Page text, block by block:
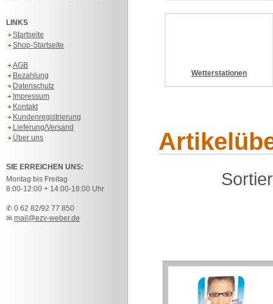
LINKS
Startseite
Shop-Startseite
AGB
Bezahlung
Datenschutz
Impressum
Kontakt
Kundenregistrierung
Lieferung/Versand
Über uns
SIE ERREICHEN UNS:
Montag bis Freitag
8:00-12:00 + 14:00-18:00 Uhr
✆ 0 62 82/92 77 850
✉ mail@ezv-weber.de
Wetterstationen